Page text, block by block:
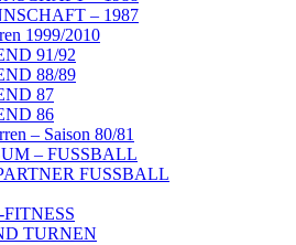
– 1987
1999/2010
91/92
88/89
87
86
– Saison 80/81
– FUSSBALL
FUSSBALL
TURNEN